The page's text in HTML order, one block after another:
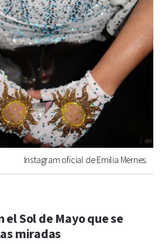
Instagram oficial de Emilia Mernes.
el Sol de Mayo que se
miradas